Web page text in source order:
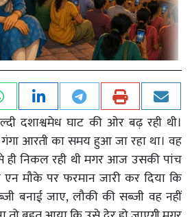
दशाश्वमेध घाट की ओर बढ़ रही थी।
आरती का समय हुआ जा रहा था। वह
ही निकल रही थी मगर आज उसकी पांच
एन मौके पर फरमान जारी कर दिया कि
बनाई जाए, लौकी की सब्जी वह नहीं